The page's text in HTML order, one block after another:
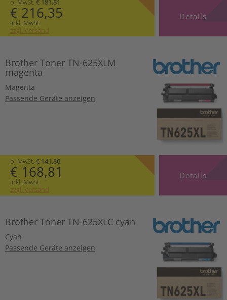
o. MwSt. € 181,81
€ 216,35
inkl. MwSt.
zzgl. Versand
Details
Brother Toner TN-625XLM
magenta
Magenta
Passende Geräte anzeigen
o. MwSt. € 141,86
€ 168,81
inkl. MwSt.
zzgl. Versand
Details
Brother Toner TN-625XLC cyan
Cyan
Passende Geräte anzeigen